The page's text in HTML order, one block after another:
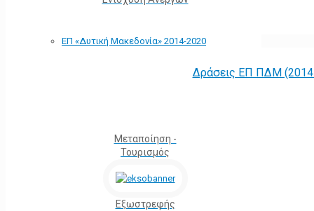
ΕΠ «Δυτική Μακεδονία» 2014-2020
Δράσεις ΕΠ ΠΔΜ (2014
Μεταποίηση -
Τουρισμός
Εξωστρεφής